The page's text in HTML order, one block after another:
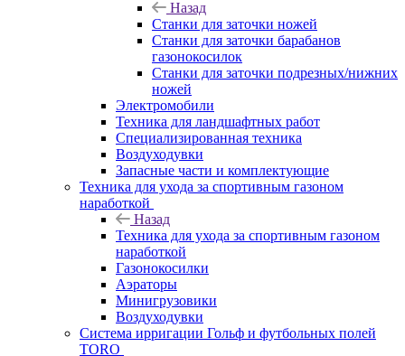
Назад
Станки для заточки ножей
Станки для заточки барабанов
газонокосилок
Станки для заточки подрезных/нижних
ножей
Электромобили
Техника для ландшафтных работ
Специализированная техника
Воздуходувки
Запасные части и комплектующие
Техника для ухода за спортивным газоном
наработкой
Назад
Техника для ухода за спортивным газоном
наработкой
Газонокосилки
Аэраторы
Минигрузовики
Воздуходувки
Система ирригации Гольф и футбольных полей
TORO